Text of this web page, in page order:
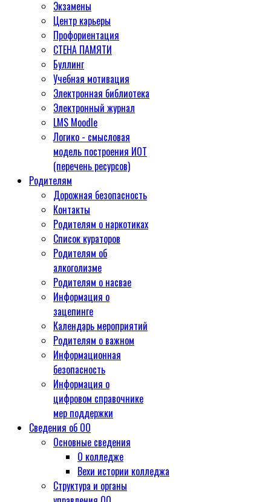
Экзамены
Центр карьеры
Профориентация
СТЕНА ПАМЯТИ
Буллинг
Учебная мотивация
Электронная библиотека
Электронный журнал
LMS Moodle
Логико - смысловая
модель построения ИОТ
(перечень ресурсов)
Родителям
Дорожная безопасность
Контакты
Родителям о наркотиках
Список кураторов
Родителям об
алкоголизме
Родителям о насвае
Информация о
зацепинге
Календарь мероприятий
Родителям о важном
Информационная
безопасность
Информация о
цифровом справочнике
мер поддержки
Сведения об ОО
Основные сведения
О колледже
Вехи истории колледжа
Структура и органы